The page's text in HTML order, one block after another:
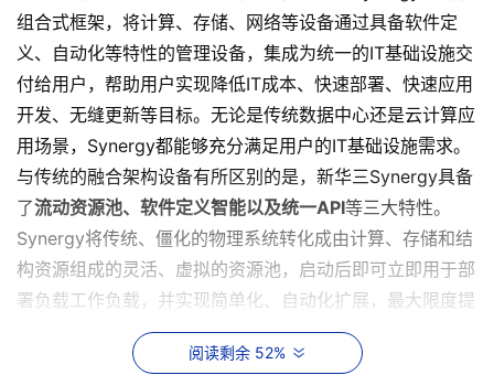
组合式框架，将计算、存储、网络等设备通过具备软件定
义、自动化等特性的管理设备，集成为统一的IT基础设施交
付给用户，帮助用户实现降低IT成本、快速部署、快速应用
开发、无缝更新等目标。无论是传统数据中心还是云计算应
用场景，Synergy都能够充分满足用户的IT基础设施需求。
与传统的融合架构设备有所区别的是，新华三Synergy具备
了流动资源池、软件定义智能以及统一API等三大特性。
Synergy将传统、僵化的物理系统转化成由计算、存储和结
构资源组成的灵活、虚拟的资源池，启动后即可立即用于部
署负载工作负载，并实现简单化、自动化扩展，最大限度提
高资源利用率，避免过度部署和资源闲置，确保适当规模的
应用资源分配。 Synergy 的软件定义的智能技术则可在无
阅读剩余 52%